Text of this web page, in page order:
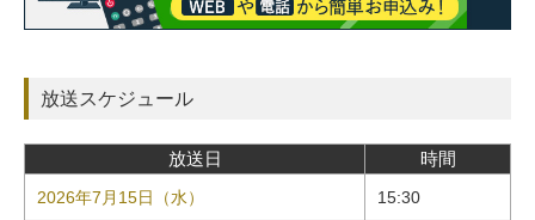
放送スケジュール
放送日 時間
2026年7月15日（水） 15:30